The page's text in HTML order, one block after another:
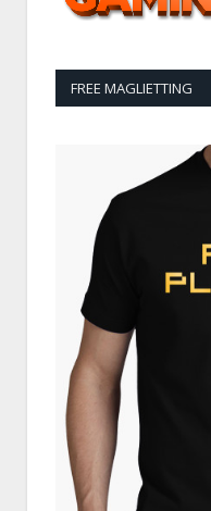
FREE MAGLIETTING